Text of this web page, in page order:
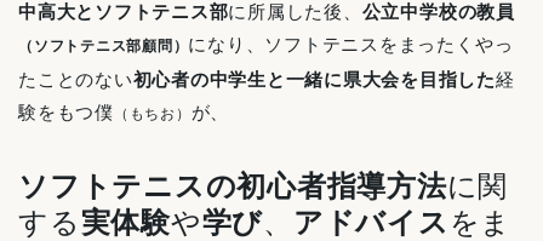
中高大とソフトテニス部に所属した後、 公立中学校の教員
（ソフトテニス部顧問） になり、ソフトテニスをまったくやっ
たことのない初心者の中学生と一緒に県大会を目指した経
験をもつ僕 （もちお） が、
ソフトテニスの初心者指導方法に関
する 実体験や学び、 アドバイス をま